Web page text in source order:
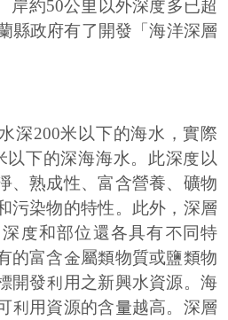
岸約50公里以外深度多已超
縣政府有了開發「海洋深層
深200米以下的海水，實際
以下的深海海水。此深度以
、熟成性、富含營養、礦物
污染物的特性。此外，深層
度和部位還各具有不同特
的富含金屬類物質或鹽類物
開發利用之新興水資源。海
利用資源的含量越高。深層